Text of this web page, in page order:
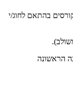
בהתאם לחוג/י
הראשונה